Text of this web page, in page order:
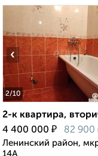
2/10
‹
2-к квартира,
4 400 000 ₽ 82 900
Ленинский район,
14А